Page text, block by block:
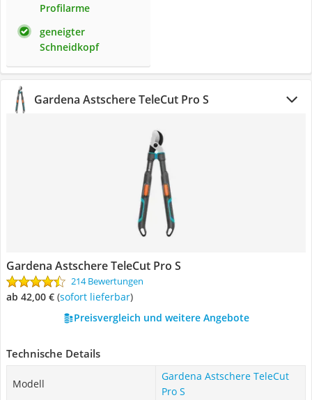
Profilarme
geneigter
Schneidkopf
Gardena Astschere TeleCut Pro S
Gardena Astschere TeleCut Pro S
214 Bewertungen
ab 42,00 € ( Sofort lieferbar)
Preisvergleich und weitere Angebote
Technische Details
Modell
Gardena Astschere TeleCut
Pro S